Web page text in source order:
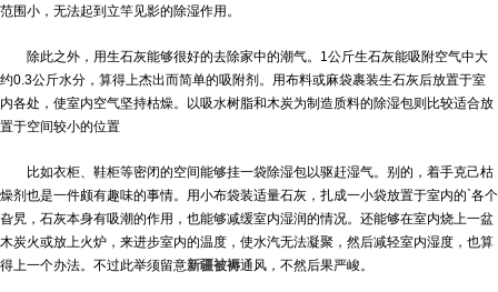
范围小，无法起到立竿见影的除湿作用。
除此之外，用生石灰能够很好的去除家中的潮气。1公斤生石灰能吸附空气中大
约0.3公斤水分，算得上杰出而简单的吸附剂。用布料或麻袋裹装生石灰后放置于室
内各处，使室内空气坚持枯燥。以吸水树脂和木炭为制造质料的除湿包则比较适合放
置于空间较小的位置
比如衣柜、鞋柜等密闭的空间能够挂一袋除湿包以驱赶湿气。别的，着手克己枯
燥剂也是一件颇有趣味的事情。用小布袋装适量石灰，扎成一小袋放置于室内的`各个
旮旯，石灰本身有吸潮的作用，也能够减缓室内湿润的情况。还能够在室内烧上一盆
木炭火或放上火炉，来进步室内的温度，使水汽无法凝聚，然后减轻室内湿度，也算
得上一个办法。不过此举须留意新疆被褥通风，不然后果严峻。